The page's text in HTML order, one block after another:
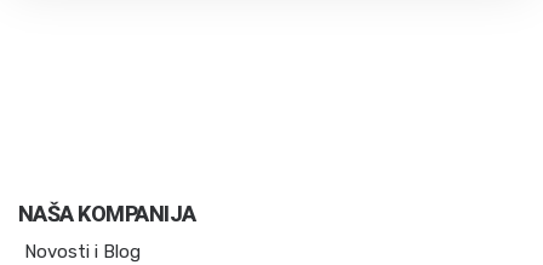
NAŠA KOMPANIJA
Novosti i Blog